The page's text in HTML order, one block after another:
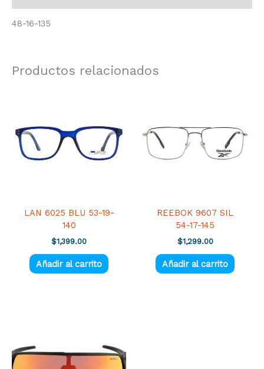
48-16-135
Productos relacionados
LAN 6025 BLU 53-19-
140
$1,399.00
Añadir al carrito
REEBOK 9607 SIL
54-17-145
$1,299.00
Añadir al carrito